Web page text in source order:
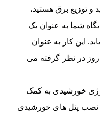
و توزیع برق هستید،
شما به عنوان یک
این کار به عنوان
روز در نظر گرفته می
خورشیدی به کمک
نصب پنل های خورشیدی